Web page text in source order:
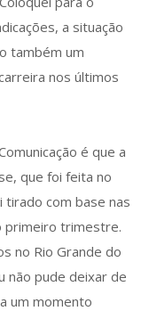
a situação
também um
nos últimos
é que a
que foi feita no
tirado com base nas
primeiro trimestre.
no Rio Grande do
não pude deixar de
um momento